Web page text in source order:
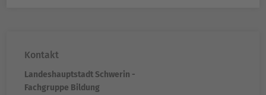
Kontakt
Landeshauptstadt Schwerin -
Fachgruppe Bildung